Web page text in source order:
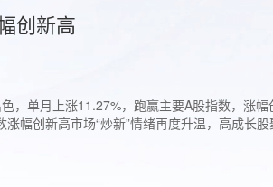
创新高
，单月上涨11.27%，跑赢主要A股指数，涨
幅创新高市场“炒新”情绪再度升温，高成长